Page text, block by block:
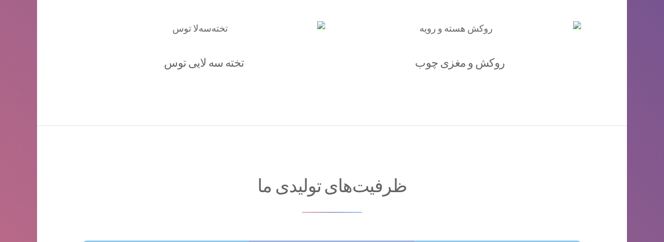
تخته سه لایی توس روکش و مغزی چوب
ظرفیت‌های تولیدی ما